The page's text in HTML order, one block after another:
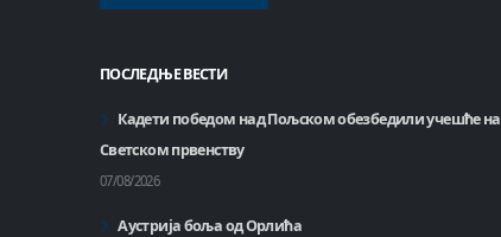
ПОСЛЕДЊЕ ВЕСТИ
Кадети победом над Пољском обезбедили учешће на
Светском првенству
07/08/2026
Аустрија боља од Орлића